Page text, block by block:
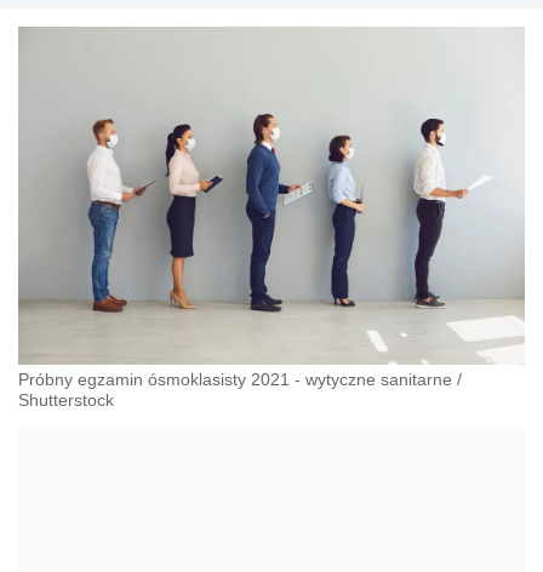
Próbny egzamin ósmoklasisty 2021 - wytyczne sanitarne /
Shutterstock